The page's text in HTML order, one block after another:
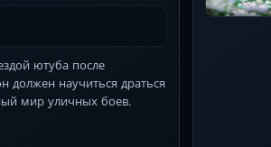
ютуба после
должен научиться драться
мир уличных боев.